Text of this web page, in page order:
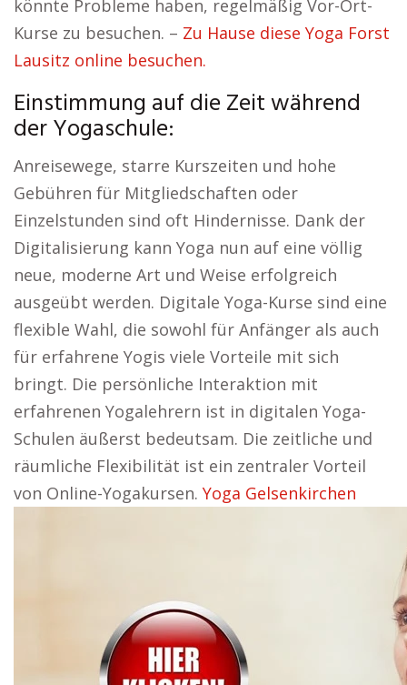
könnte Probleme haben, regelmäßig Vor-Ort-
Kurse zu besuchen. – Zu Hause diese Yoga Forst
Lausitz online besuchen.
Einstimmung auf die Zeit während
der Yogaschule:
Anreisewege, starre Kurszeiten und hohe
Gebühren für Mitgliedschaften oder
Einzelstunden sind oft Hindernisse. Dank der
Digitalisierung kann Yoga nun auf eine völlig
neue, moderne Art und Weise erfolgreich
ausgeübt werden. Digitale Yoga-Kurse sind eine
flexible Wahl, die sowohl für Anfänger als auch
für erfahrene Yogis viele Vorteile mit sich
bringt. Die persönliche Interaktion mit
erfahrenen Yogalehrern ist in digitalen Yoga-
Schulen äußerst bedeutsam. Die zeitliche und
räumliche Flexibilität ist ein zentraler Vorteil
von Online-Yogakursen. Yoga Gelsenkirchen